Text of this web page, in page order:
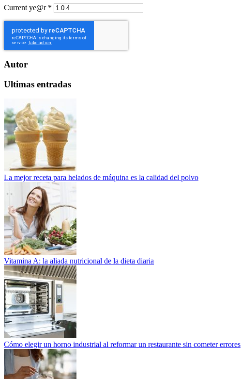
Current ye@r *
Autor
Ultimas entradas
La mejor receta para helados de máquina es la calidad del polvo
Vitamina A: la aliada nutricional de la dieta diaria
Cómo elegir un horno industrial al reformar un restaurante sin cometer errores